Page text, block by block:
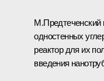
М.Предтеченский
одностенных
реактор для их
введения